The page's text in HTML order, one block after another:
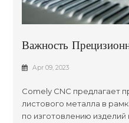
Важность
Листового Металла
Apr 09, 2023
Comely CNC предлагает
листового металла в
по изготовлению